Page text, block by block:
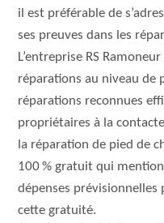
il est préférable de
ses preuves dans les
L’entreprise RS
réparations au niveau de
réparations reconnues
propriétaires à la
la réparation de pied de
100 % gratuit qui
dépenses
cette gratuité.